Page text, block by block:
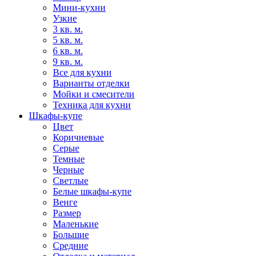
Мини-кухни
Узкие
3 кв. м.
5 кв. м.
6 кв. м.
9 кв. м.
Все для кухни
Варианты отделки
Мойки и смесители
Техника для кухни
Шкафы-купе
Цвет
Коричневые
Серые
Темные
Черные
Светлые
Белые шкафы-купе
Венге
Размер
Маленькие
Большие
Средние